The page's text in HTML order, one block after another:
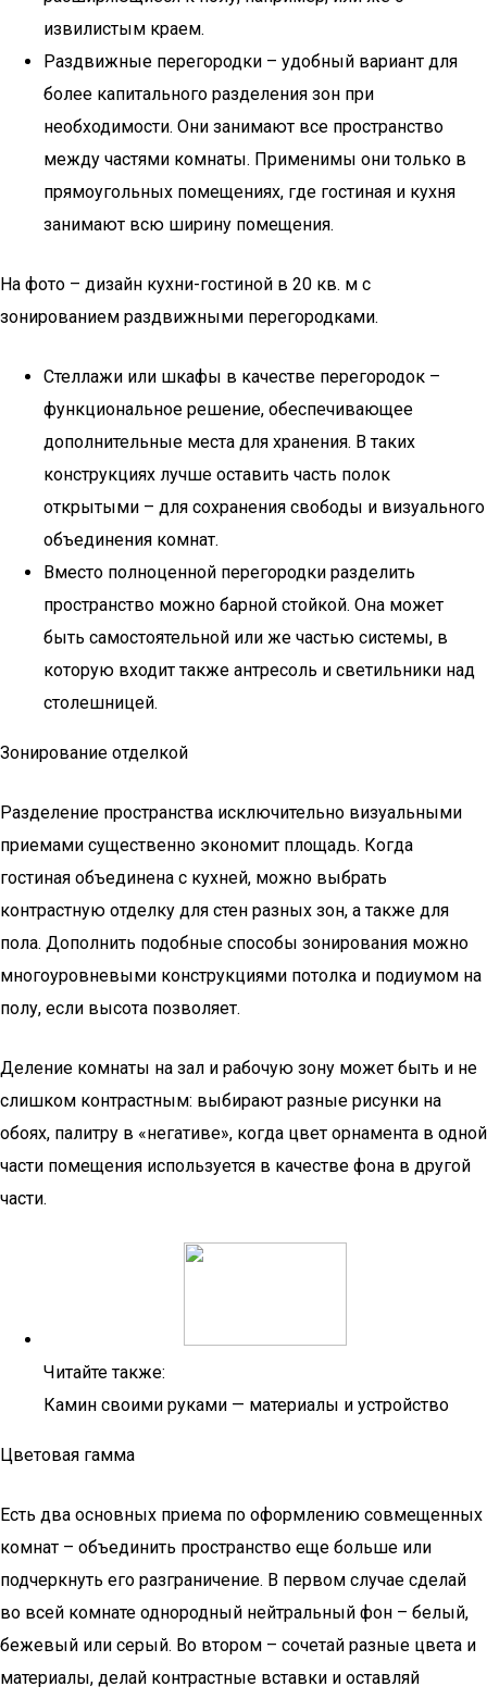
извилистым краем.
Раздвижные перегородки – удобный вариант для
более капитального разделения зон при
необходимости. Они занимают все пространство
между частями комнаты. Применимы они только в
прямоугольных помещениях, где гостиная и кухня
занимают всю ширину помещения.
На фото – дизайн кухни-гостиной в 20 кв. м с
зонированием раздвижными перегородками.
Стеллажи или шкафы в качестве перегородок –
функциональное решение, обеспечивающее
дополнительные места для хранения. В таких
конструкциях лучше оставить часть полок
открытыми – для сохранения свободы и визуального
объединения комнат.
Вместо полноценной перегородки разделить
пространство можно барной стойкой. Она может
быть самостоятельной или же частью системы, в
которую входит также антресоль и светильники над
столешницей.
Зонирование отделкой
Разделение пространства исключительно визуальными
приемами существенно экономит площадь. Когда
гостиная объединена с кухней, можно выбрать
контрастную отделку для стен разных зон, а также для
пола. Дополнить подобные способы зонирования можно
многоуровневыми конструкциями потолка и подиумом на
полу, если высота позволяет.
Деление комнаты на зал и рабочую зону может быть и не
слишком контрастным: выбирают разные рисунки на
обоях, палитру в «негативе», когда цвет орнамента в одной
части помещения используется в качестве фона в другой
части.
Читайте также:
Камин своими руками — материалы и устройство
Цветовая гамма
Есть два основных приема по оформлению совмещенных
комнат – объединить пространство еще больше или
подчеркнуть его разграничение. В первом случае сделай
во всей комнате однородный нейтральный фон – белый,
бежевый или серый. Во втором – сочетай разные цвета и
материалы, делай контрастные вставки и оставляй